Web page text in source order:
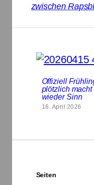
zwischen
Offiziell
plötzlich macht
wieder Sinn
16. April 2026
Seiten